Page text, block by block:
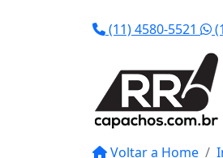
(11) 4580-5521
Voltar a Home